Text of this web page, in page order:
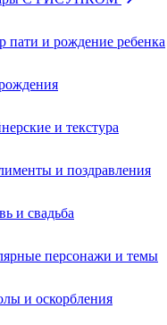
пати и рождение ребенка
и текстура
и поздравления
и свадьба
персонажи и темы
и оскорбления